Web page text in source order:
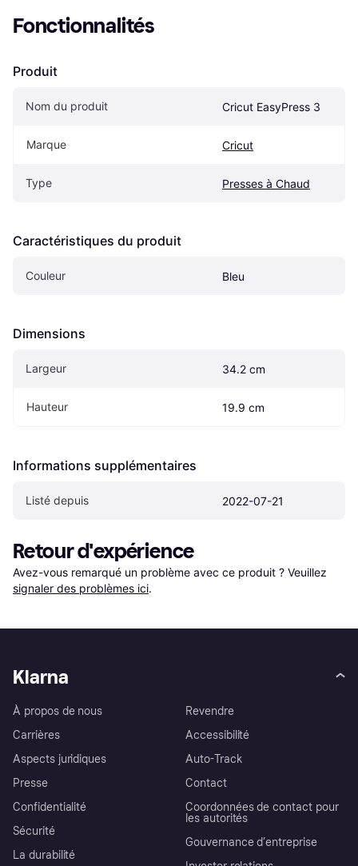
Fonctionnalités
Produit
Nom du produit Cricut EasyPress 3
Marque Cricut
Type Presses à Chaud
Caractéristiques du produit
Couleur Bleu
Dimensions
Largeur 34.2 cm
Hauteur 19.9 cm
Informations supplémentaires
Listé depuis 2022-07-21
Retour d'expérience
Avez-vous remarqué un problème avec ce produit ? Veuillez
signaler des problèmes ici.
Klarna
À propos de nous
Carrières
Aspects juridiques
Presse
Confidentialité
Sécurité
La durabilité
Revendre
Accessibilité
Auto-Track
Contact
Coordonnées de contact pour
les autorités
Gouvernance d’entreprise